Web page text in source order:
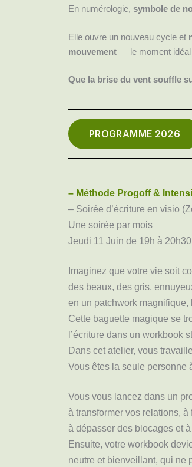
En numérologie, symbole de
Elle ouvre un nouveau cycle et
mouvement— le moment idéal
Que la brise du vent souffle
PROGRAMME 2026
– Méthode Progoff &
– Soirée d’écriture en visio
Une soirée par mois
Jeudi 11 Juin de 19h à 20h30
Imaginez que votre vie soit
des beaux, des gris,
en un patchwork magnifique,
Cette baguette magique se
l’écriture dans un workbook
Dans cet atelier, vous
Vous êtes la seule personne
Vous vous lancez dans un
à transformer vos relations,
à dépasser des blocages et
Ensuite, votre workbook
neutre et bienveillant, qui ne